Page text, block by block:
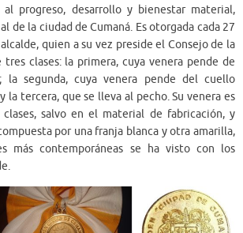
progreso, desarrollo y bienestar material,
de la ciudad de Cumaná. Es otorgada cada 27
quien a su vez preside el Consejo de la
clases: la primera, cuya venera pende de
la segunda, cuya venera pende del cuello
la tercera, que se lleva al pecho. Su venera es
salvo en el material de fabricación, y
por una franja blanca y otra amarilla,
más contemporáneas se ha visto con los